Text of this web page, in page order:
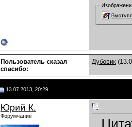
Пользователь сказал
cпасибо:
Дубовик
13.07.2013, 20:29
Юрий К.
Форумчанин